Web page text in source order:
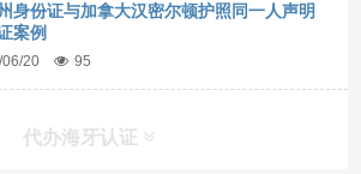
身份证与加拿大汉密尔顿护照同一人声明
案例
20 95
代办海牙认证